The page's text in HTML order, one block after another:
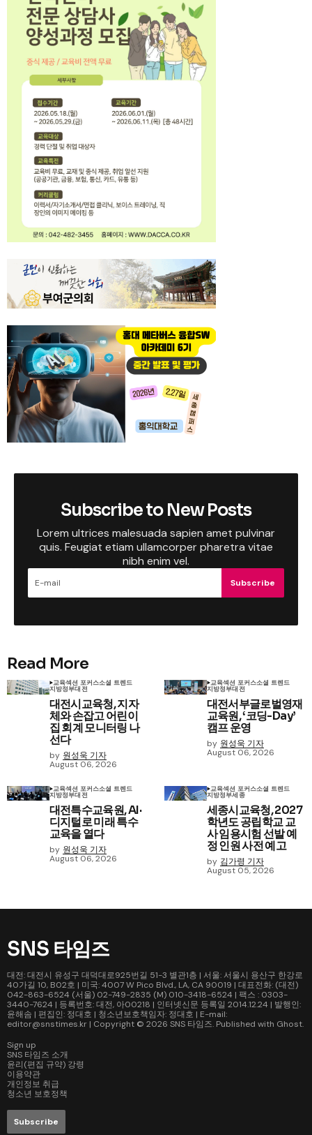
Subscribe to New Posts
Lorem ultrices malesuada sapien amet pulvinar
quis. Feugiat etiam ullamcorper pharetra vitae
nibh enim vel.
Subscribe
Read More
교육섹션 포커스소셜 트렌드
지방정부대전
대전시교육청, 지자
체와 손잡고 어린이
집 회계 모니터링 나
선다
by 원성욱 기자
August 06, 2026
교육섹션 포커스소셜 트렌드
지방정부대전
대전서부글로벌영재
교육원, ‘코딩-Day’
캠프 운영
by 원성욱 기자
August 06, 2026
교육섹션 포커스소셜 트렌드
지방정부대전
대전특수교육원, AI·
디지털로 미래 특수
교육을 열다
by 원성욱 기자
August 06, 2026
교육섹션 포커스소셜 트렌드
지방정부세종
세종시교육청, 2027
학년도 공립학교 교
사 임용시험 선발 예
정 인원 사전 예고
by 김가령 기자
August 05, 2026
SNS 타임즈
대전: 대전시 유성구 대덕대로925번길 51-3 별관1층 | 서울: 서울시 용산구 한강로
40가길 10, B02호 | 미국: 4007 W Pico Blvd., LA, CA 90019 | 대표전화: (대전)
042-863-6524 (서울) 02-749-2835 (M) 010-3418-6524 | 팩스 : 0303-
3440-7624 | 등록번호: 대전, 아00218 | 인터넷신문 등록일 2014.12.24 | 발행인:
윤해솜 | 편집인: 정대호 | 청소년보호책임자: 정대호 | E-mail:
editor@snstimes.kr | Copyright © 2026 SNS 타임즈. Published with Ghost.
Sign up
SNS 타임즈 소개
윤리(편집 규약) 강령
이용약관
개인정보 취급
청소년 보호정책
Subscribe